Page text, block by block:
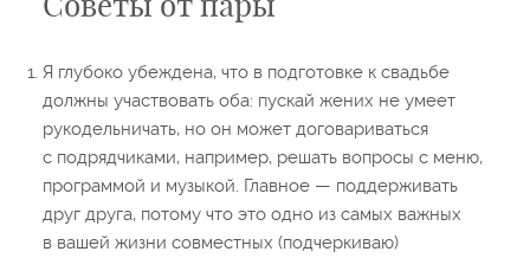
Я глубоко убеждена, что в подготовке к свадьбе
должны участвовать оба: пускай жених не умеет
рукодельничать, но он может договариваться
с подрядчиками, например, решать вопросы с меню,
программой и музыкой. Главное — поддерживать
друг друга, потому что это одно из самых важных
в вашей жизни совместных (подчеркиваю)